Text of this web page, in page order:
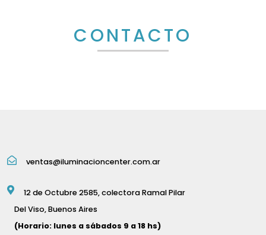
CONTACTO
ventas@iluminacioncenter.com.ar
12 de Octubre 2585, colectora Ramal Pilar
Del Viso, Buenos Aires
(Horario: lunes a sábados 9 a 18 hs)